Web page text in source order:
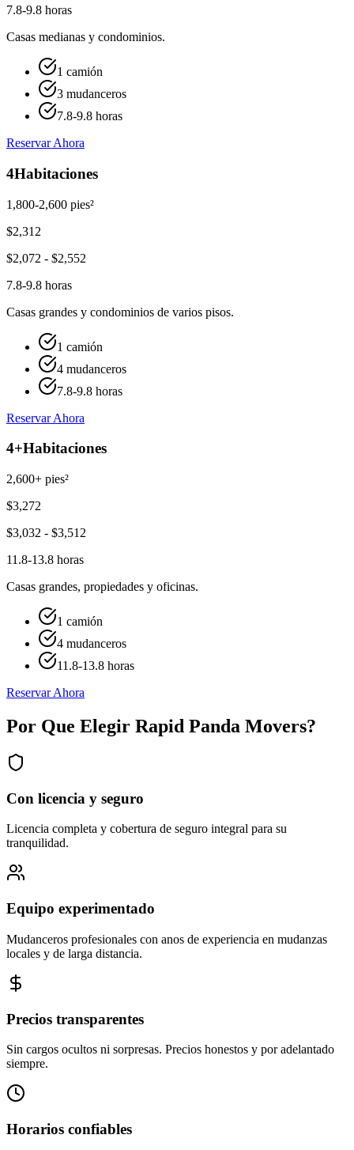
7.8-9.8 horas
Casas medianas y condominios.
1 camión
3 mudanceros
7.8-9.8 horas
Reservar Ahora
4Habitaciones
1,800-2,600 pies²
$2,312
$2,072 - $2,552
7.8-9.8 horas
Casas grandes y condominios de varios pisos.
1 camión
4 mudanceros
7.8-9.8 horas
Reservar Ahora
4+Habitaciones
2,600+ pies²
$3,272
$3,032 - $3,512
11.8-13.8 horas
Casas grandes, propiedades y oficinas.
1 camión
4 mudanceros
11.8-13.8 horas
Reservar Ahora
Por Que Elegir Rapid Panda Movers?
Con licencia y seguro
Licencia completa y cobertura de seguro integral para su
tranquilidad.
Equipo experimentado
Mudanceros profesionales con anos de experiencia en mudanzas
locales y de larga distancia.
Precios transparentes
Sin cargos ocultos ni sorpresas. Precios honestos y por adelantado
siempre.
Horarios confiables